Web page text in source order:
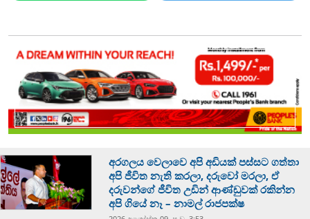
අරගලය වෙලාවෙ අපි අඩියක් පස්සට ගත්තා
අපි ජීවිත නැති කරලා, දරුවෝ මරලා, ඒ
දරුවන්ගේ ජීවිත උඩින් ආණ්ඩුවක් රකින්න
අපි ගියේ නෑ – නාමල් රාජපක්ෂ